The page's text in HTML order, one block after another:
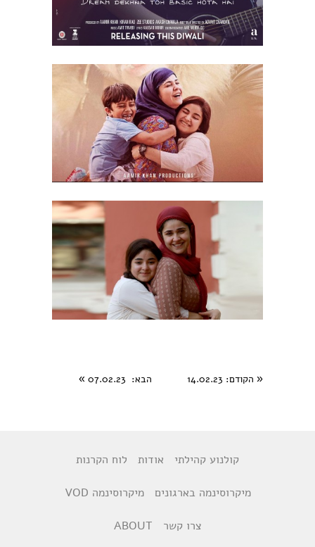
« הקודם: 14.02.23 הבא: 07.02.23
»
קולנוע קהילתי אודות לוח הקרנות
מיקרוסינמה בארגונים מיקרוסינמה VOD
צרו קשר ABOUT